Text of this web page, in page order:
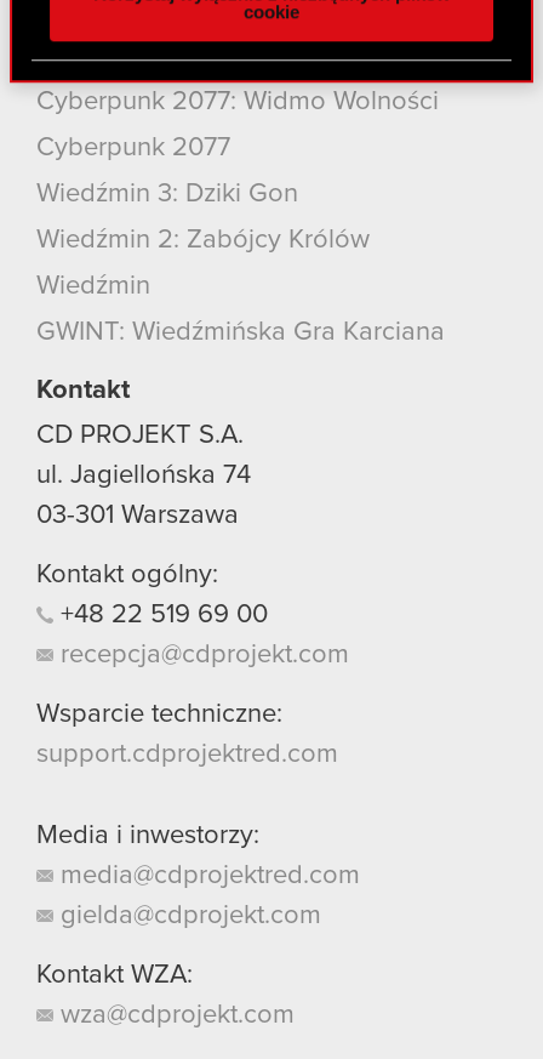
Partnerzy mogą połączyć te informacje z innymi
danymi otrzymanymi od Ciebie lub uzyskanymi
podczas korzystania z ich usług. Kontynuując
korzystanie z naszej witryny, zgadasz się na
cookie
Produkty
Cyberpunk 2077: Widmo Wolności
Cyberpunk 2077
Wiedźmin 3: Dziki Gon
Wiedźmin 2: Zabójcy Królów
Wiedźmin
GWINT: Wiedźmińska Gra Karciana
Kontakt
CD PROJEKT S.A.
ul. Jagiellońska 74
03-301 Warszawa
Kontakt ogólny:
+48 22 519 69 00
recepcja@cdprojekt.com
Wsparcie techniczne:
support.cdprojektred.com
Media i inwestorzy:
media@cdprojektred.com
gielda@cdprojekt.com
Kontakt WZA:
wza@cdprojekt.com